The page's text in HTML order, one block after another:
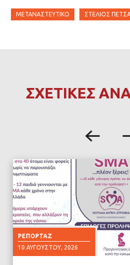
ΜΕΤΑΝΑΣΤΕΥΤΙΚΌ ΣΤΈΛΙΟΣ
ΣΧΕΤΙΚΕΣ
ΡΕΠΟΡΤΆΖ
10 ΑΥΓΟΎΣΤΟΥ, 2026